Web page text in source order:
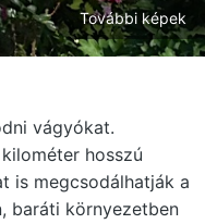
További képek
vágyókat.
hosszú
is megcsodálhatják a
baráti környezetben